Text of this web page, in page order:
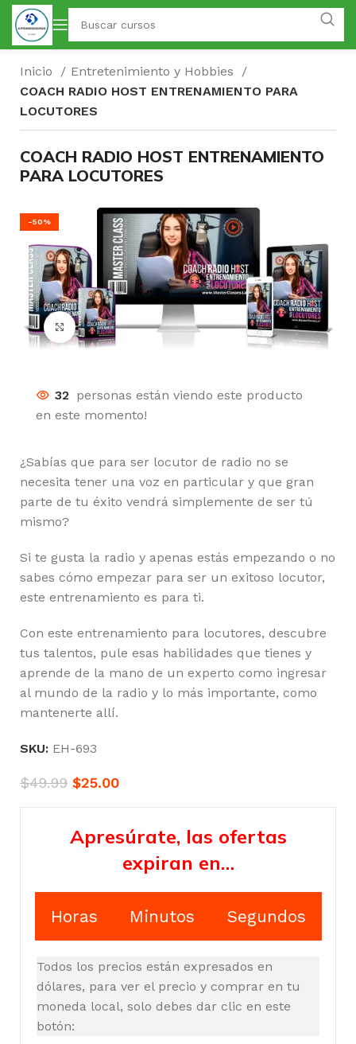
Inicio
Entretenimiento y Hobbies
COACH RADIO HOST ENTRENAMIENTO PARA
LOCUTORES
COACH RADIO HOST ENTRENAMIENTO
PARA LOCUTORES
-50%
Click para agrandar
32 personas están viendo este producto
en este momento!
¿Sabías que para ser locutor de radio no se
necesita tener una voz en particular y que gran
parte de tu éxito vendrá simplemente de ser tú
mismo?
Si te gusta la radio y apenas estás empezando o no
sabes cómo empezar para ser un exitoso locutor,
este entrenamiento es para ti.
Con este entrenamiento para locutores, descubre
tus talentos, pule esas habilidades que tienes y
aprende de la mano de un experto como ingresar
al mundo de la radio y lo más importante, como
mantenerte allí.
SKU: EH-693
$49.99 $25.00
Apresúrate, las ofertas
expiran en…
Horas Minutos Segundos
Todos los precios están expresados en
dólares, para ver el precio y comprar en tu
moneda local, solo debes dar clic en este
botón: